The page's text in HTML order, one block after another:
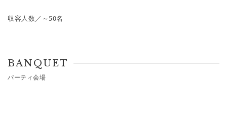
収容人数／～50名
BANQUET
パーティ会場